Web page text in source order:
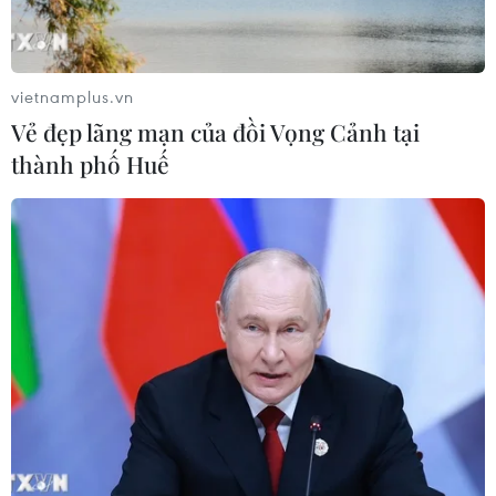
"vùng trũng" thông tin sau một nhịp
phục hồi
08/08/2026 08:04
Điện Biên từng bước hình thành thị
trường tín chỉ carbon rừng
08/08/2026 06:50
Chủ sân Azteca lỗ hơn 47 triệu USD vì
World Cup 2026
08/08/2026 06:43
Chủ tịch Quốc hội Trần Thanh Mẫn:
Khẳng định vai trò nòng cốt trong
vietnamplus.vn
Vẻ đẹp lãng mạn của đồi Vọng Cảnh tại
thành phố Huế